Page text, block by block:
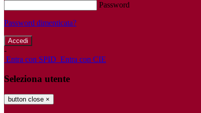
Password
Password dimenticata?
-
Entra con SPID Entra con CIE
Seleziona utente
button close ×